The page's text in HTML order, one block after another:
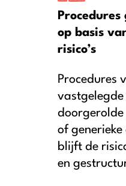
Procedures
op basis
risico’s
Procedures
vastgelegde
doorgerolde
of generieke
blijft de
en